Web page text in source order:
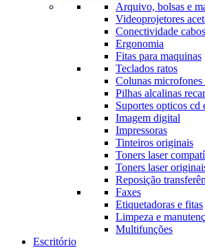
Arquivo, bolsas e
Videoprojetores
Conectividade
Ergonomia
Fitas para maquinas
Teclados ratos
Colunas microfones
Pilhas alcalinas
Suportes opticos cd
Imagem digital
Impressoras
Tinteiros originais
Toners laser
Toners laser
Reposição
Faxes
Etiquetadoras e fitas
Limpeza e
Multifunções
Escritório